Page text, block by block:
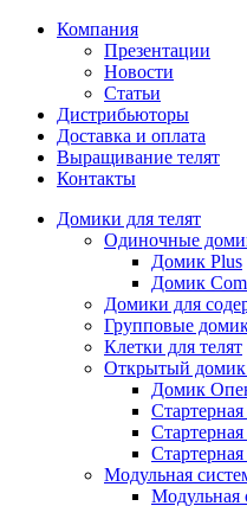
Компания
Презентации
Новости
Статьи
Дистрибьюторы
Доставка и оплата
Выращивание телят
Контакты
Домики для телят
Одиночные
Домик Plus
Домик
Домики для
Групповые
Клетки для телят
Открытый домик
Домик
Модульная
Модульная